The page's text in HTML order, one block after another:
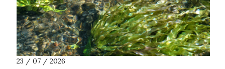
23 / 07 / 2026